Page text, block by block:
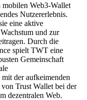
mobilen Web3-Wallet
Nutzererlebnis.
eine aktive
und zur
Durch die
spielt TWT eine
Gemeinschaft
der aufkeimenden
Trust Wallet bei der
dezentralen Web.